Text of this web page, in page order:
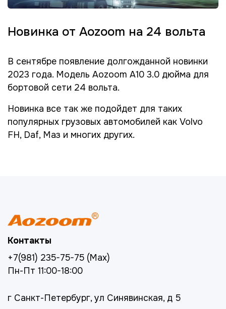
Новинка от Aozoom на 24 вольта
В сентябре появление долгожданной новинки
2023 года. Модель Aozoom A10 3.0 дюйма для
бортовой сети 24 вольта.
Новинка все так же подойдет для таких
популярных грузовых автомобилей как Volvo
FH, Daf, Маз и многих других.
Контакты
+7(981) 235-75-75 (Max)
Пн-Пт 11:00-18:00
г Санкт-Петербург, ул Синявинская, д 5